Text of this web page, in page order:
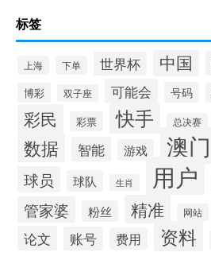
标签
上海 下单 世界杯 中国
博彩 双子座 可能会 号码
彩民 彩票 快手 总决赛
数据 智能 游戏 澳门
球员 球队 生肖 用户
管家婆 粉丝 精准 网站
论文 账号 费用 资料